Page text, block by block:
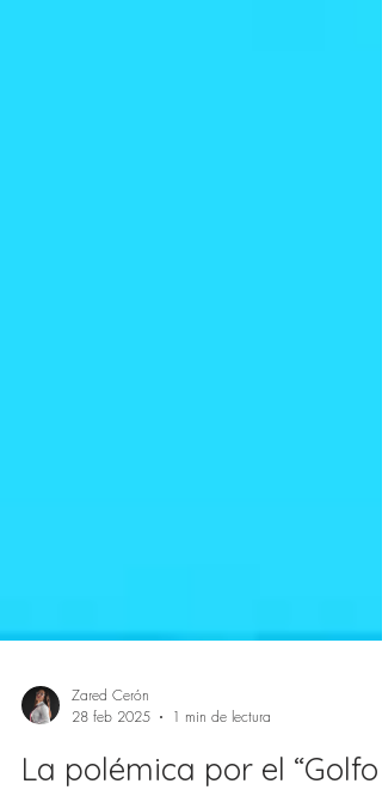
Zared Cerón
28 feb 2025
1 min de lectura